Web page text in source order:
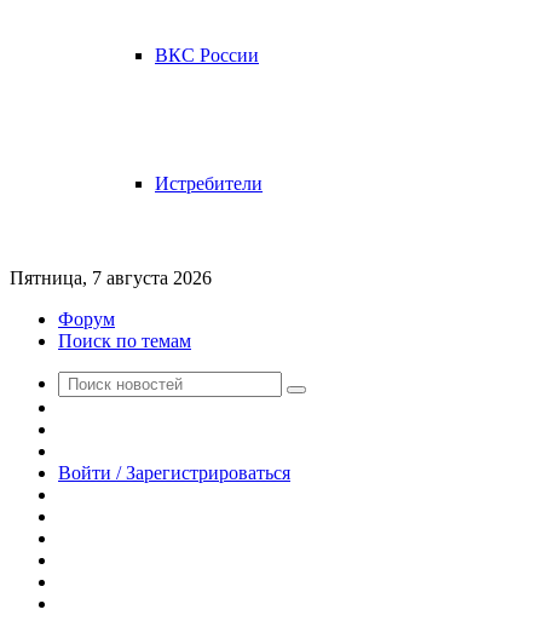
ВКС России
Истребители
Пятница, 7 августа 2026
Форум
Поиск по темам
Поиск
новость
Войти / Зарегистрироваться